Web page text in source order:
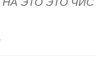
ЭТО ЭТО